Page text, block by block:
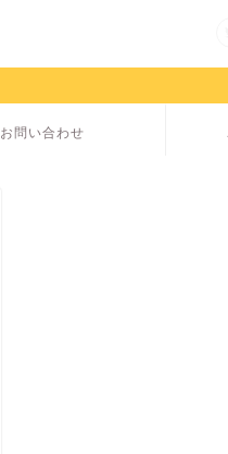
お問い合わせ